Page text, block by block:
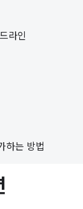
라인
하는 방법